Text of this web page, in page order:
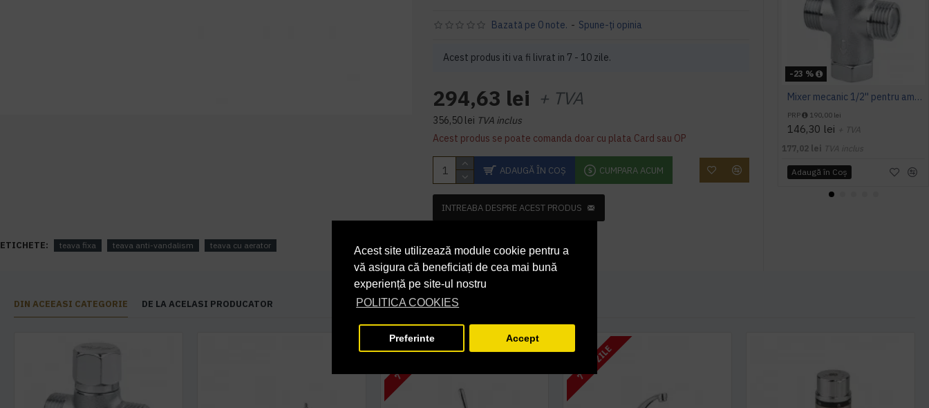
Acest site utilizează module cookie pentru a
vă asigura că beneficiați de cea mai bună
experiență pe site-ul nostru
POLITICA COOKIES
Preferinte Accept
Acest produs iti va fi livrat in 7 - 10 zile.
Bazată pe 0 note. - Spune-ţi opinia
294,63 lei + TVA
356,50 lei TVA inclus
Acest produs se poate comanda doar cu plata Card sau OP
ADAUGĂ ÎN COŞ CUMPARA ACUM
INTREABA DESPRE ACEST PRODUS
ETICHETE: teava fixa teava anti-vandalism teava cu aerator
-23 %
Mixer mecanic 1/2'' pentru amestec apa calda - rece, Idral
PRP 190,00 lei
146,30 lei + TVA
177,02 lei TVA inclus
Adaugă în Coş
DIN ACEEASI CATEGORIE DE LA ACELASI PRODUCATOR
7 - 10 ZILE 7 - 10 ZILE